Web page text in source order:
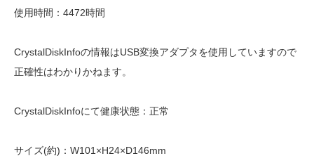
使用時間：4472時間
CrystalDiskInfoの情報はUSB変換アダプタを使用していますので
正確性はわかりかねます。
CrystalDiskInfoにて健康状態：正常
サイズ(約)：W101×H24×D146mm